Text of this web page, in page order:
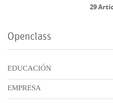
29
Openclass
EDUCACIÓN
EMPRESA